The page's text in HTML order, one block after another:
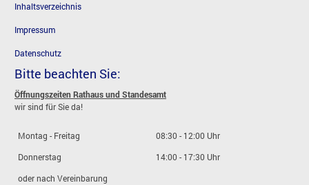
Inhaltsverzeichnis
Impressum
Datenschutz
Bitte beachten Sie:
Öffnungszeiten Rathaus und Standesamt
wir sind für Sie da!
Montag - Freitag
08:30 - 12:00 Uhr
Donnerstag
14:00 - 17:30 Uhr
oder nach Vereinbarung